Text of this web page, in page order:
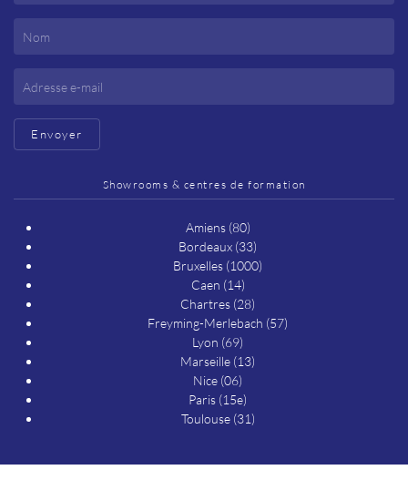
Envoyer
Showrooms & centres de formation
Amiens (80)
Bordeaux (33)
Bruxelles (1000)
Caen (14)
Chartres (28)
Freyming-Merlebach (57)
Lyon (69)
Marseille (13)
Nice (06)
Paris (15e)
Toulouse (31)